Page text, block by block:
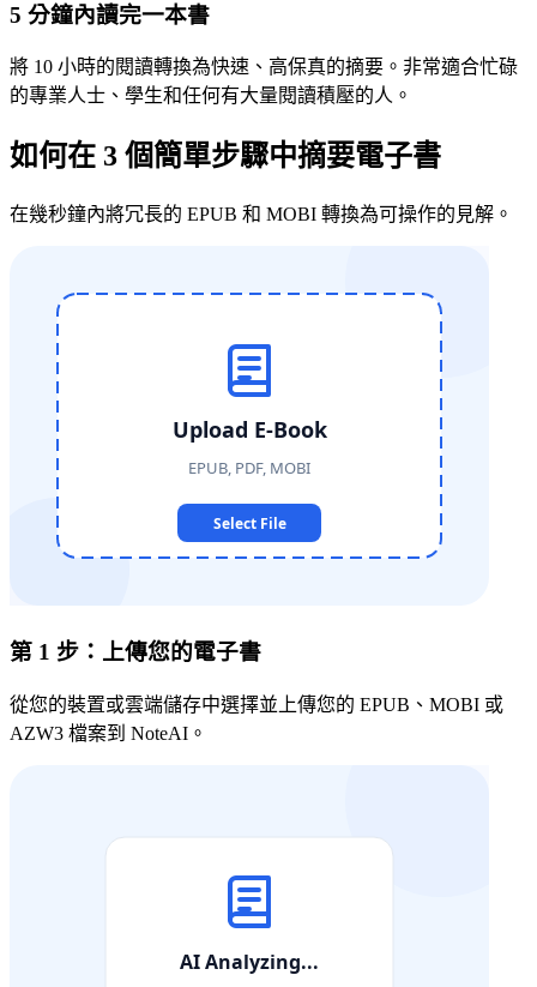
5 分鐘內讀完一本書
將 10 小時的閱讀轉換為快速、高保真的摘要。非常適合忙碌
的專業人士、學生和任何有大量閱讀積壓的人。
如何在 3 個簡單步驟中摘要電子書
在幾秒鐘內將冗長的 EPUB 和 MOBI 轉換為可操作的見解。
第 1 步：上傳您的電子書
從您的裝置或雲端儲存中選擇並上傳您的 EPUB、MOBI 或
AZW3 檔案到 NoteAI。